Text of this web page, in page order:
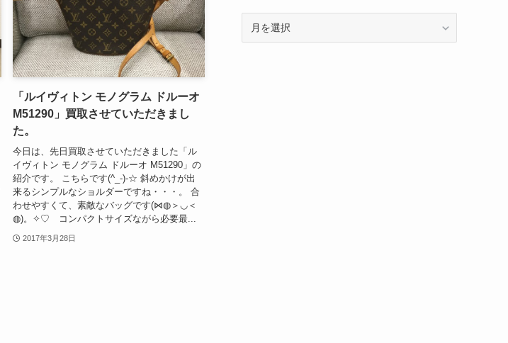
「ルイヴィトン モノグラム ドルーオ
M51290」買取させていただきまし
た。
今日は、先日買取させていただきました「ル
イヴィトン モノグラム ドルーオ M51290」の
紹介です。 こちらです(^_-)-☆ 斜めかけが出
来るシンプルなショルダーですね・・・。 合
わせやすくて、素敵なバッグです(⋈◍＞◡＜
◍)。✧♡ コンパクトサイズながら必要最...
2017年3月28日